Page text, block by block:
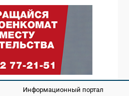
Информационный портал